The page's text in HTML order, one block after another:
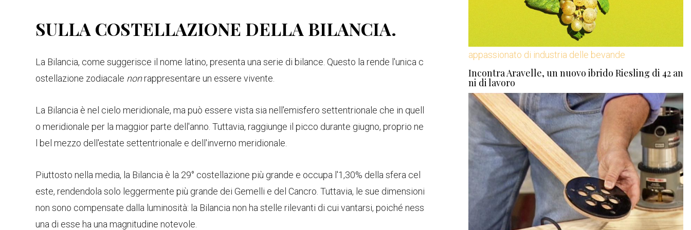
SULLA COSTELLAZIONE DELLA BILANCIA.
La Bilancia, come suggerisce il nome latino, presenta una serie di bilance. Questo la rende l'unica c
ostellazione zodiacale nonrappresentare un essere vivente.
La Bilancia è nel cielo meridionale, ma può essere vista sia nell'emisfero settentrionale che in quell
o meridionale per la maggior parte dell'anno. Tuttavia, raggiunge il picco durante giugno, proprio ne
l bel mezzo dell'estate settentrionale e dell'inverno meridionale.
Piuttosto nella media, la Bilancia è la 29° costellazione più grande e occupa l'1,30% della sfera cel
este, rendendola solo leggermente più grande dei Gemelli e del Cancro. Tuttavia, le sue dimensioni
non sono compensate dalla luminosità: la Bilancia non ha stelle rilevanti di cui vantarsi, poiché ness
una di esse ha una magnitudine notevole.
appassionato di industria delle bevande
Incontra Aravelle, un nuovo ibrido Riesling di 42 an
ni di lavoro